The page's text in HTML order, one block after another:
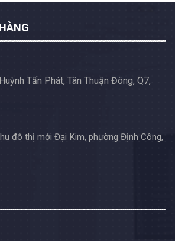
Tấn Phát, Tân Thuận Đông, Q7,
đô thị mới Đại Kim, phường Định Công,